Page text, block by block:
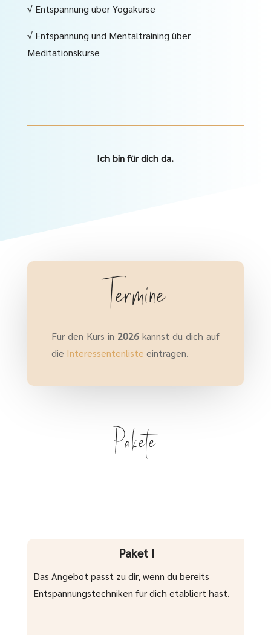
√ Entspannung über Yogakurse
√ Entspannung und Mentaltraining über
Meditationskurse
Ich bin für dich da.
Termine
Für den Kurs in 2026 kannst du dich auf
die Interessentenliste eintragen.
Pakete
Paket I
Das Angebot passt zu dir, wenn du bereits
Entspannungstechniken für dich etabliert hast.